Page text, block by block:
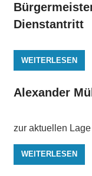
Dienstantritt
WEITERLESEN
Alexander
zur aktuellen
WEITERLESEN